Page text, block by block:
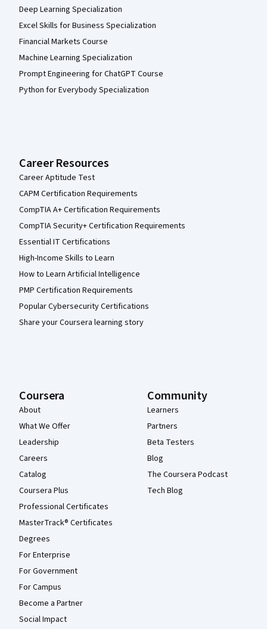
Deep Learning Specialization
Excel Skills for Business Specialization
Financial Markets Course
Machine Learning Specialization
Prompt Engineering for ChatGPT Course
Python for Everybody Specialization
Career Resources
Career Aptitude Test
CAPM Certification Requirements
CompTIA A+ Certification Requirements
CompTIA Security+ Certification Requirements
Essential IT Certifications
High-Income Skills to Learn
How to Learn Artificial Intelligence
PMP Certification Requirements
Popular Cybersecurity Certifications
Share your Coursera learning story
Coursera
About
What We Offer
Leadership
Careers
Catalog
Coursera Plus
Professional Certificates
MasterTrack® Certificates
Degrees
For Enterprise
For Government
For Campus
Become a Partner
Social Impact
Community
Learners
Partners
Beta Testers
Blog
The Coursera Podcast
Tech Blog